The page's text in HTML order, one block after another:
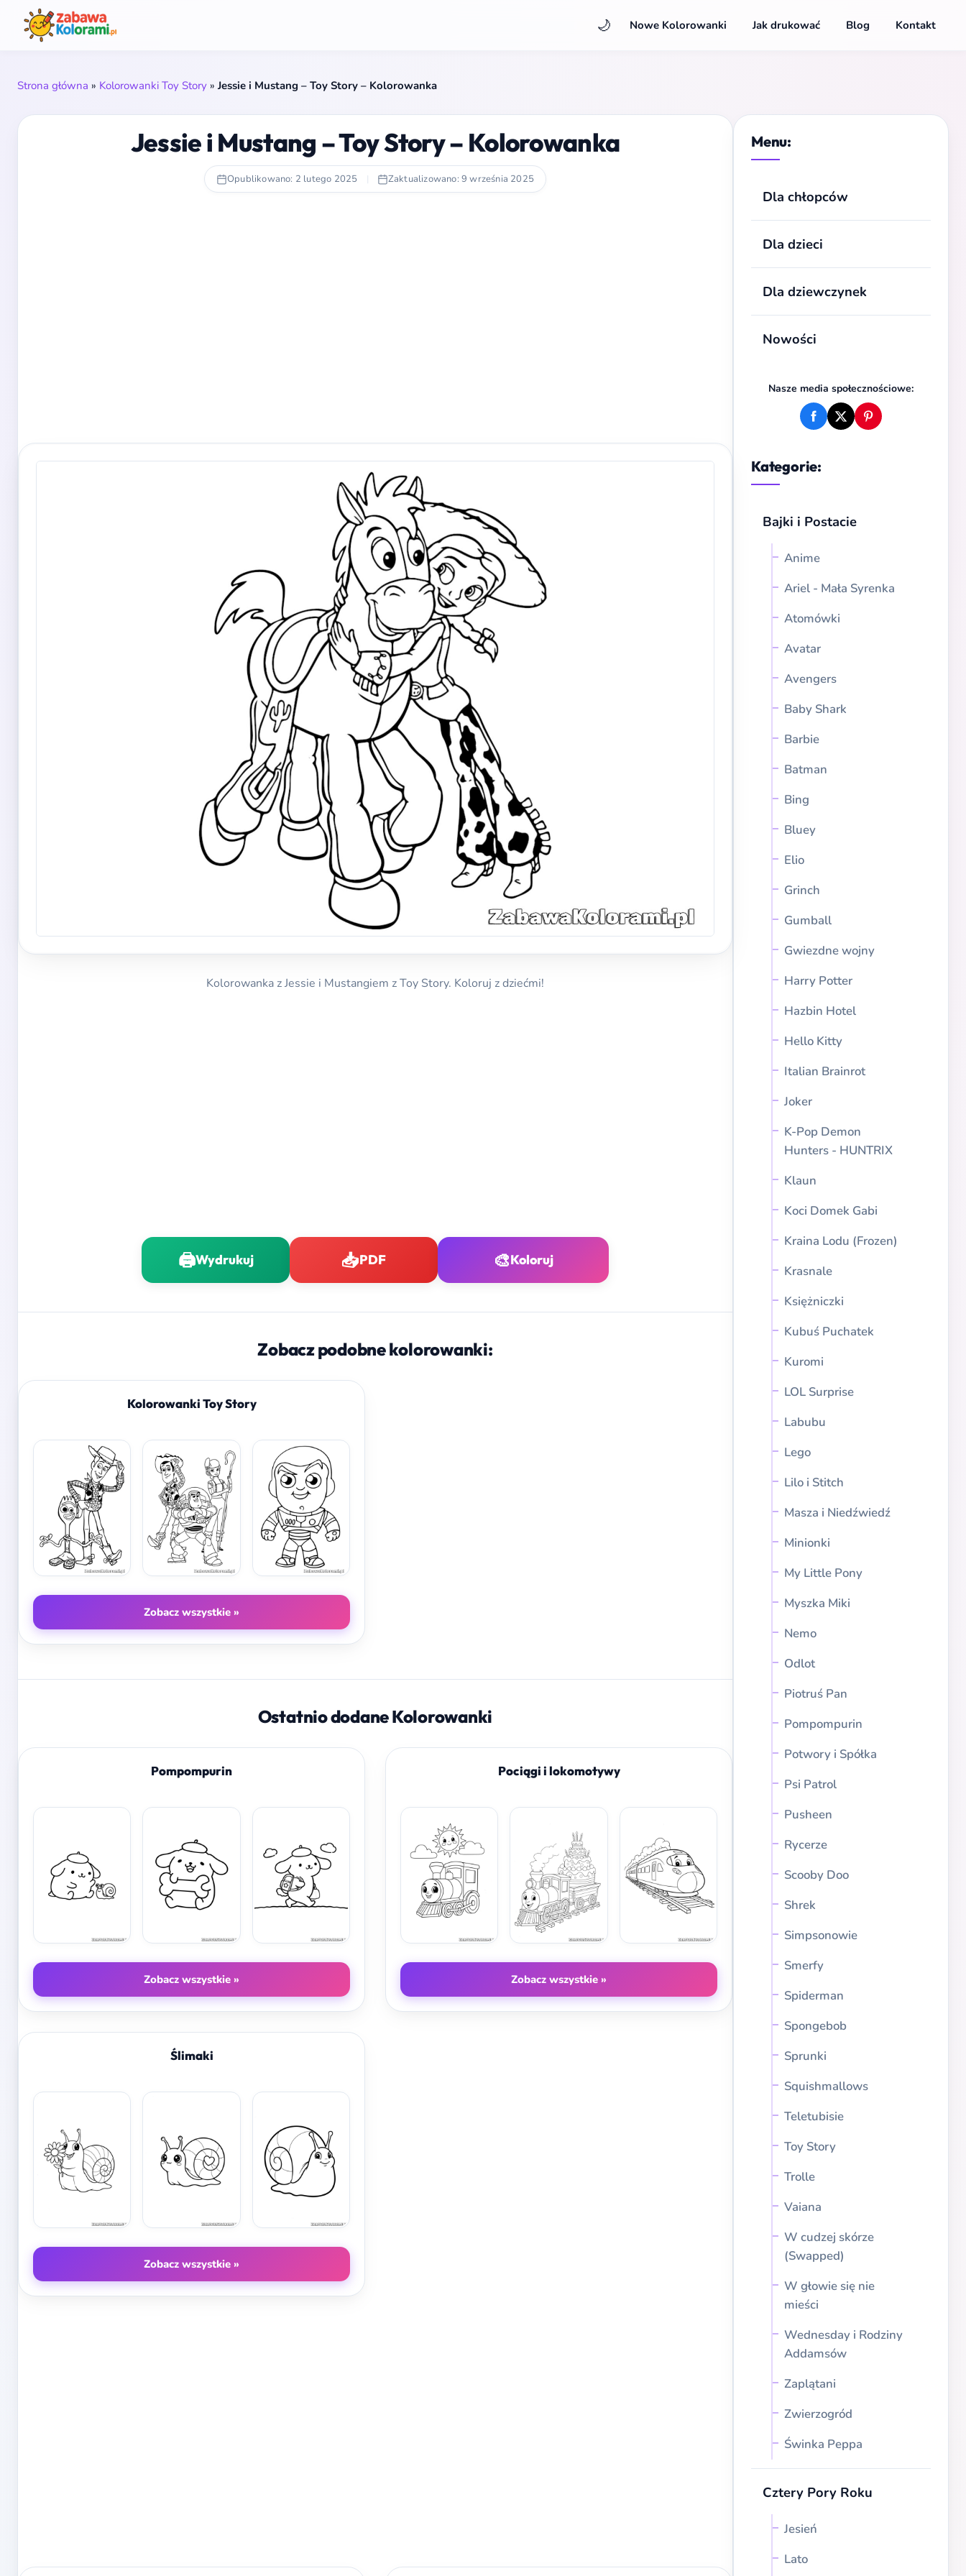
🌙 Nowe Kolorowanki Jak drukować Blog Kontakt
Strona główna » Kolorowanki Toy Story » Jessie i Mustang – Toy Story – Kolorowanka
Menu:
Dla chłopców
Dla dzieci
Dla dziewczynek
Nowości
Nasze media społecznościowe:
Kategorie:
Bajki i Postacie
Anime
Ariel - Mała Syrenka
Atomówki
Avatar
Avengers
Baby Shark
Barbie
Batman
Bing
Bluey
Elio
Grinch
Gumball
Gwiezdne wojny
Harry Potter
Hazbin Hotel
Hello Kitty
Italian Brainrot
Joker
K-Pop Demon
Hunters - HUNTRIX
Klaun
Koci Domek Gabi
Kraina Lodu (Frozen)
Krasnale
Księżniczki
Kubuś Puchatek
Kuromi
LOL Surprise
Labubu
Lego
Lilo i Stitch
Masza i Niedźwiedź
Minionki
My Little Pony
Myszka Miki
Nemo
Odlot
Piotruś Pan
Pompompurin
Potwory i Spółka
Psi Patrol
Pusheen
Rycerze
Scooby Doo
Shrek
Simpsonowie
Smerfy
Spiderman
Spongebob
Sprunki
Squishmallows
Teletubisie
Toy Story
Trolle
Vaiana
W cudzej skórze
(Swapped)
W głowie się nie
mieści
Wednesday i Rodziny
Addamsów
Zaplątani
Zwierzogród
Świnka Peppa
Cztery Pory Roku
Jesień
Lato
Jessie i Mustang – Toy Story – Kolorowanka
Opublikowano: 2 lutego 2025 | Zaktualizowano: 9 września 2025
Kolorowanka z Jessie i Mustangiem z Toy Story. Koloruj z dziećmi!
🖨️Wydrukuj 📥PDF 🎨Koloruj
Zobacz podobne kolorowanki:
Kolorowanki Toy Story
Zobacz wszystkie »
Ostatnio dodane Kolorowanki
Pompompurin
Zobacz wszystkie »
Pociągi i lokomotywy
Zobacz wszystkie »
Ślimaki
Zobacz wszystkie »